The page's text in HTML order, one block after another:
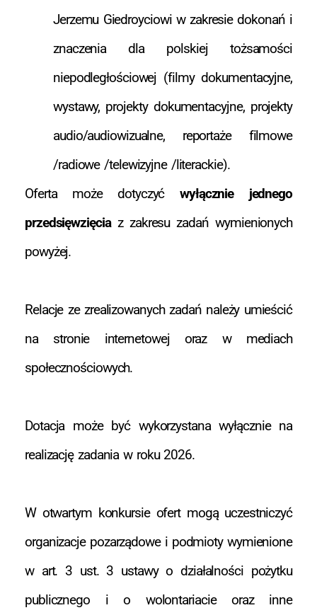
Jerzemu Giedroyciowi w zakresie dokonań i
znaczenia dla polskiej tożsamości
niepodległościowej (filmy dokumentacyjne,
wystawy, projekty dokumentacyjne, projekty
audio/audiowizualne, reportaże filmowe
/radiowe /telewizyjne /literackie).
Oferta może dotyczyć wyłącznie jednego
przedsięwzięciaz zakresu zadań wymienionych
powyżej.
Relacje ze zrealizowanych zadań należy umieścić
na stronie internetowej oraz w mediach
społecznościowych.
Dotacja może być wykorzystana wyłącznie na
realizację zadania w roku 2026.
W otwartym konkursie ofert mogą uczestniczyć
organizacje pozarządowe i podmioty wymienione
w art. 3 ust. 3 ustawy o działalności pożytku
publicznego i o wolontariacie oraz inne